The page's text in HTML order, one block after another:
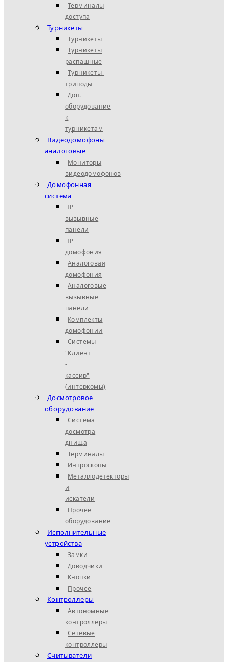
Терминалы
доступа
Турникеты
Турникеты
Турникеты
распашные
Турникеты-
триподы
Доп.
оборудование
к
турникетам
Видеодомофоны
аналоговые
Мониторы
видеодомофонов
Домофонная
система
IP
вызывные
панели
IP
домофония
Аналоговая
домофония
Аналоговые
вызывные
панели
Комплекты
домофонии
Системы
"Клиент
-
кассир"
(интеркомы)
Досмотровое
оборудование
Система
досмотра
днища
Терминалы
Интроскопы
Металлодетекторы
и
искатели
Прочее
оборудование
Исполнительные
устройства
Замки
Доводчики
Кнопки
Прочее
Контроллеры
Автономные
контроллеры
Сетевые
контроллеры
Считыватели